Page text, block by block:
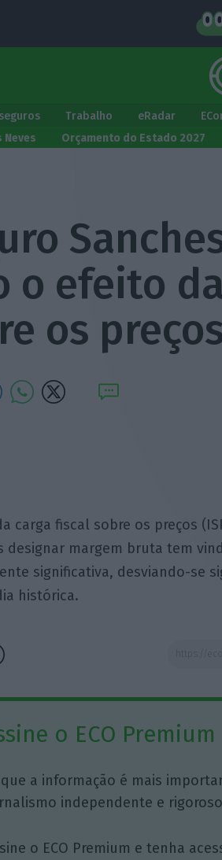
Trabalho eRadar
Neves
Orçamento do Estado 2027
o efeito
os
carga fiscal sobre os preços
designar margem bruta tem
significativa, desviando-se
histórica.
o ECO Premium
a informação é mais
independente e
o ECO Premium e tenha